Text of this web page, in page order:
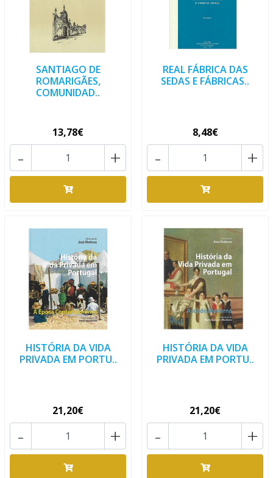
SANTIAGO DE
ROMARIGÃES,
COMUNIDAD..
13,78€
+
-
REAL FÁBRICA DAS
SEDAS E FÁBRICAS..
8,48€
+
-
HISTÓRIA DA VIDA
PRIVADA EM PORTU..
21,20€
+
-
HISTÓRIA DA VIDA
PRIVADA EM PORTU..
21,20€
+
-